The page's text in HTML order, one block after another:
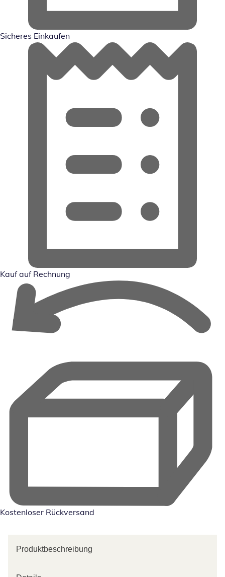
Sicheres Einkaufen
Kauf auf Rechnung
Kostenloser Rückversand
Produktbeschreibung